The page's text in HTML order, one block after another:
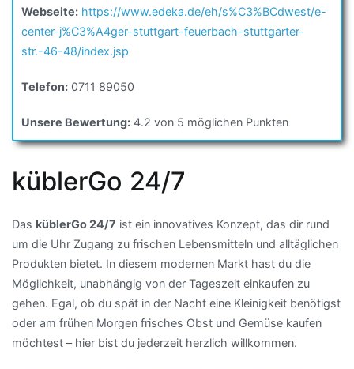
Webseite: https://www.edeka.de/eh/s%C3%BCdwest/e-
center-j%C3%A4ger-stuttgart-feuerbach-stuttgarter-
str.-46-48/index.jsp
Telefon: 0711 89050
Unsere Bewertung: 4.2 von 5 möglichen Punkten
küblerGo 24/7
Das küblerGo 24/7 ist ein innovatives Konzept, das dir rund
um die Uhr Zugang zu frischen Lebensmitteln und alltäglichen
Produkten bietet. In diesem modernen Markt hast du die
Möglichkeit, unabhängig von der Tageszeit einkaufen zu
gehen. Egal, ob du spät in der Nacht eine Kleinigkeit benötigst
oder am frühen Morgen frisches Obst und Gemüse kaufen
möchtest – hier bist du jederzeit herzlich willkommen.